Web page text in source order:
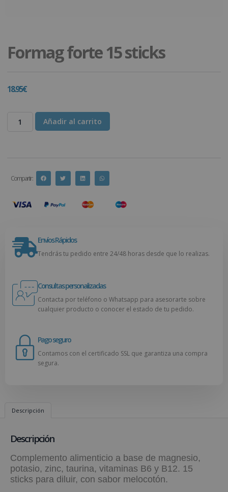
Formag forte 15 sticks
18.95€
Añadir al carrito
Compartir :
Envíos Rápidos
Tendrás tu pedido entre 24/48 horas desde que lo realizas.
Consultas personalizadas
Contacta por teléfono o Whatsapp para asesorarte sobre
cualquier producto o conocer el estado de tu pedido.
Pago seguro
Contamos con el certificado SSL que garantiza una compra
segura.
Descripción
Descripción
Complemento alimenticio a base de magnesio,
potasio, zinc, taurina, vitaminas B6 y B12. 15
sticks para diluir, con sabor melocotón.